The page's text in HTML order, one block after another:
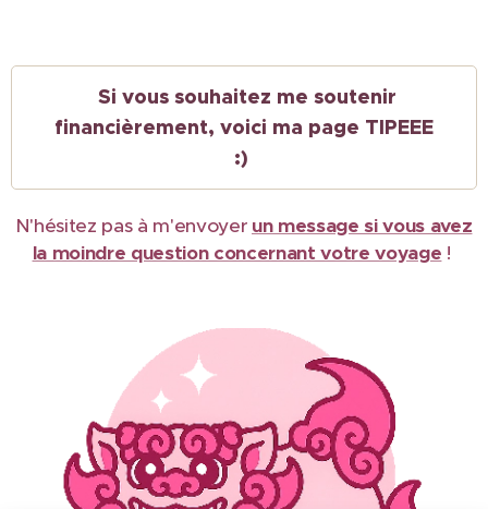
Si vous souhaitez me soutenir
financièrement, voici ma page TIPEEE
:)
N'hésitez pas à m'envoyer un message si vous avez
la moindre question concernant votre voyage !